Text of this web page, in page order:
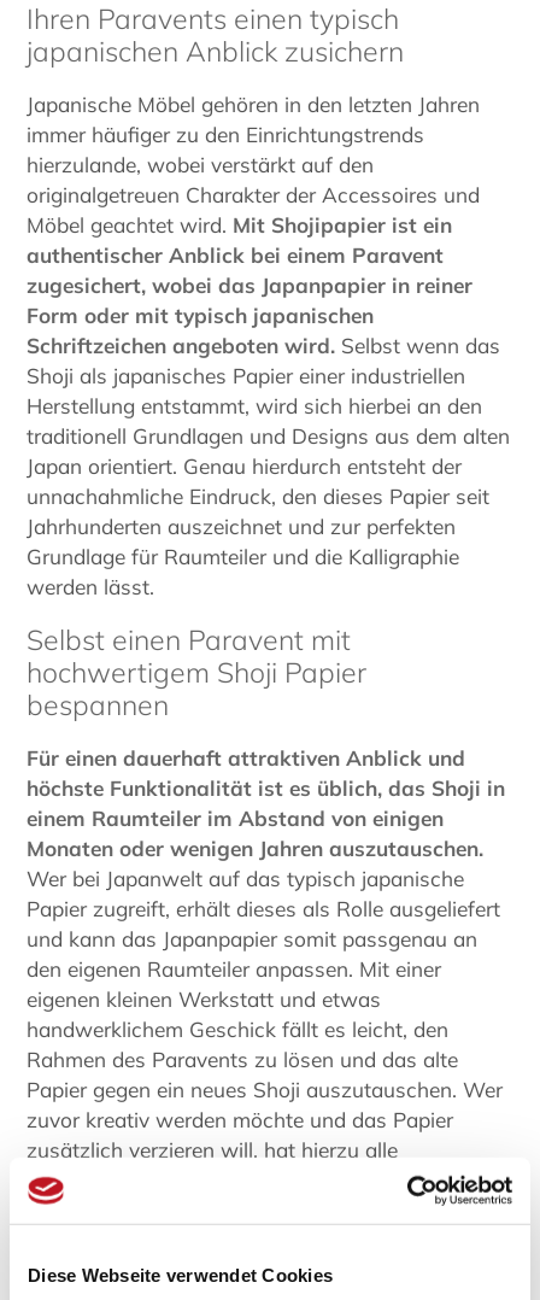
Diese Webseite verwendet Cookies
Ihren Paravents einen typisch
japanischen Anblick zusichern
Japanische Möbel gehören in den letzten Jahren
immer häufiger zu den Einrichtungstrends
hierzulande, wobei verstärkt auf den
originalgetreuen Charakter der Accessoires und
Möbel geachtet wird. Mit Shojipapier ist ein
authentischer Anblick bei einem Paravent
zugesichert, wobei das Japanpapier in reiner
Form oder mit typisch japanischen
Schriftzeichen angeboten wird. Selbst wenn das
Shoji als japanisches Papier einer industriellen
Herstellung entstammt, wird sich hierbei an den
traditionell Grundlagen und Designs aus dem alten
Japan orientiert. Genau hierdurch entsteht der
unnachahmliche Eindruck, den dieses Papier seit
Jahrhunderten auszeichnet und zur perfekten
Grundlage für Raumteiler und die Kalligraphie
werden lässt.
Selbst einen Paravent mit
hochwertigem Shoji Papier
bespannen
Für einen dauerhaft attraktiven Anblick und
höchste Funktionalität ist es üblich, das Shoji in
einem Raumteiler im Abstand von einigen
Monaten oder wenigen Jahren auszutauschen.
Wer bei Japanwelt auf das typisch japanische
Papier zugreift, erhält dieses als Rolle ausgeliefert
und kann das Japanpapier somit passgenau an
den eigenen Raumteiler anpassen. Mit einer
eigenen kleinen Werkstatt und etwas
handwerklichem Geschick fällt es leicht, den
Rahmen des Paravents zu lösen und das alte
Papier gegen ein neues Shoji auszutauschen. Wer
zuvor kreativ werden möchte und das Papier
zusätzlich verzieren will, hat hierzu alle
Möglichkeiten und gelangt so garantiert zu einem
individuellen Anblick mit asiatischem Flair.
entdecken